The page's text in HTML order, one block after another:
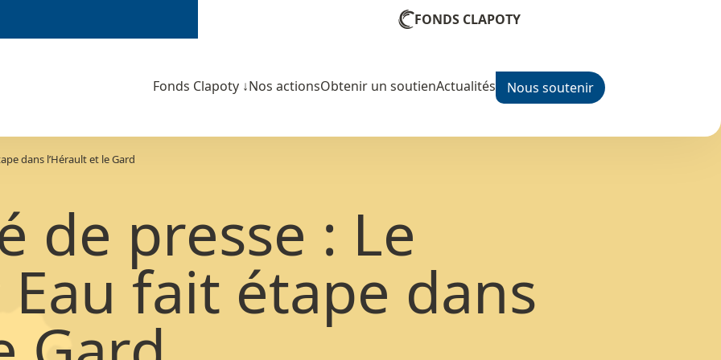
FONDS CLAPOTY
Fonds Clapoty ↓Nos actionsObtenir un soutienActualités Nous soutenir
dans l’Hérault et le Gard
de presse : Le
fait étape dans